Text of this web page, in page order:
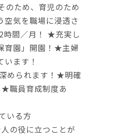
のため、育児のため
空気を職場に浸透さ
間／月！ ★充実し
育園」開園！★主婦
ます！
められます！★明確
職員育成制度あ
いる方
の役に立つことが